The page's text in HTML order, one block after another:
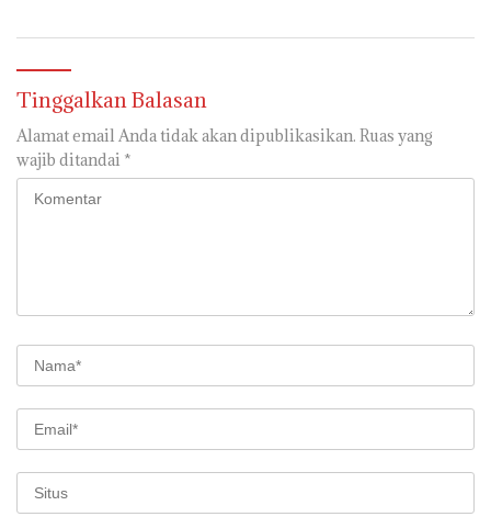
Tinggalkan Balasan
Alamat email Anda tidak akan dipublikasikan. Ruas yang
wajib ditandai *